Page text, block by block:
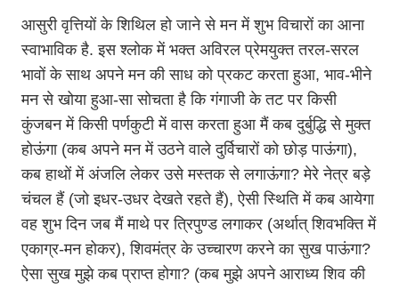
आसुरी वृत्तियों के शिथिल हो जाने से मन में शुभ विचारों का आना
स्वाभाविक है. इस श्लोक में भक्त अविरल प्रेमयुक्त तरल-सरल
भावों के साथ अपने मन की साध को प्रकट करता हुआ, भाव-भीने
मन से खोया हुआ-सा सोचता है कि गंगाजी के तट पर किसी
कुंजबन में किसी पर्णकुटी में वास करता हुआ मैं कब दुर्बुद्धि से मुक्त
होऊंगा (कब अपने मन में उठने वाले दुर्विचारों को छोड़ पाऊंगा),
कब हाथों में अंजलि लेकर उसे मस्तक से लगाऊंगा? मेरे नेत्र बड़े
चंचल हैं (जो इधर-उधर देखते रहते हैं), ऐसी स्थिति में कब आयेगा
वह शुभ दिन जब मैं माथे पर त्रिपुण्ड लगाकर (अर्थात् शिवभक्ति में
एकाग्र-मन होकर), शिवमंत्र के उच्चारण करने का सुख पाऊंगा?
ऐसा सुख मुझे कब प्राप्त होगा? (कब मुझे अपने आराध्य शिव की